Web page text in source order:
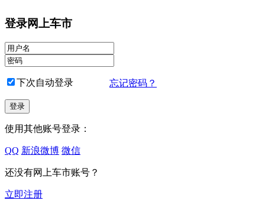
登录网上车市
下次自动登录 忘记密码？
使用其他账号登录：
QQ 新浪微博 微信
还没有网上车市账号？
立即注册